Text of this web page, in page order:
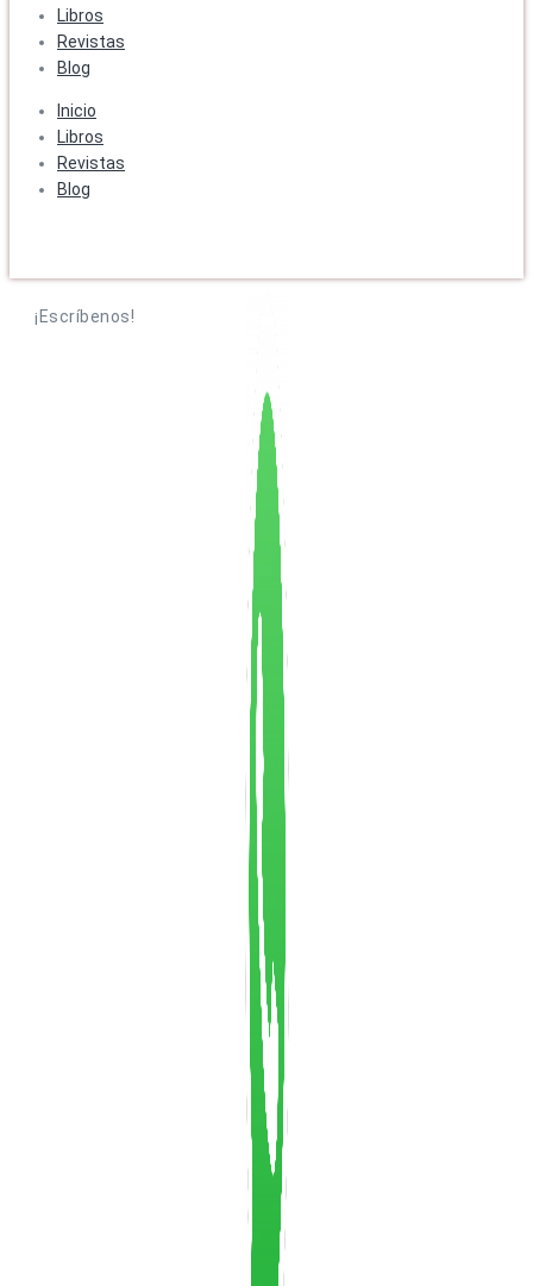
Libros
Revistas
Blog
Inicio
Libros
Revistas
Blog
¡Escríbenos!